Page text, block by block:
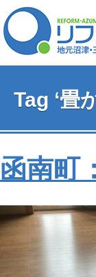
Tag ‘畳
函南町